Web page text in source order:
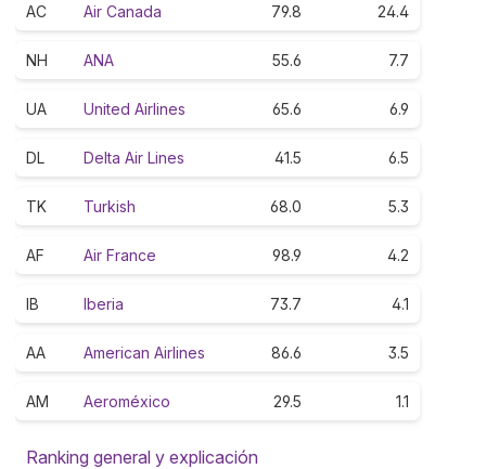
AC Air Canada 79.8 24.4
NH ANA 55.6 7.7
UA United Airlines 65.6 6.9
DL Delta Air Lines 41.5 6.5
TK Turkish 68.0 5.3
AF Air France 98.9 4.2
IB Iberia 73.7 4.1
AA American Airlines 86.6 3.5
AM Aeroméxico 29.5 1.1
Ranking general y explicación